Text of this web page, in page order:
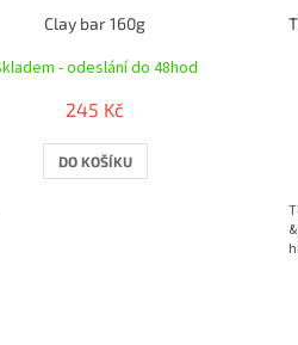
Clay bar 160g
- odeslání do 48hod
245 Kč
DO KOŠÍKU